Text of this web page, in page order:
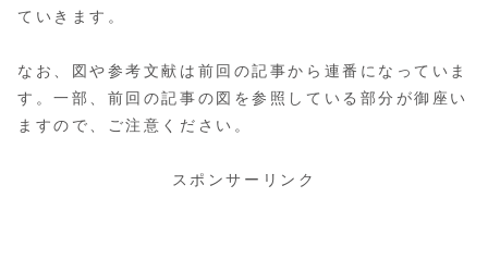
ていきます。
なお、図や参考文献は前回の記事から連番になっていま
す。一部、前回の記事の図を参照している部分が御座い
ますので、ご注意ください。
スポンサーリンク